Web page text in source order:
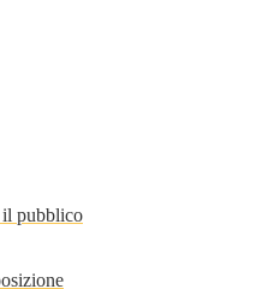
pubblico